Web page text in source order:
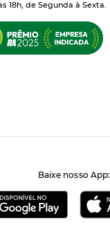
18h, de Segunda à Sexta.
Baixe nosso App: